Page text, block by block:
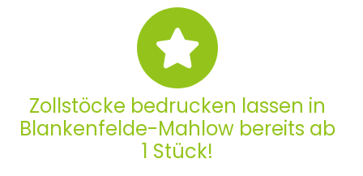
Zollstöcke bedrucken lassen in
Blankenfelde-Mahlow bereits ab
1 Stück!